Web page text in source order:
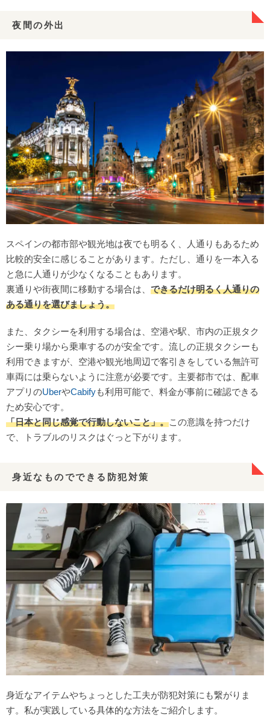
夜間の外出
スペインの都市部や観光地は夜でも明るく、人通りもあるため
比較的安全に感じることがあります。ただし、通りを一本入る
と急に人通りが少なくなることもあります。
裏通りや街夜間に移動する場合は、 できるだけ明るく人通りの
ある通りを選びましょう。
また、タクシーを利用する場合は、空港や駅、市内の正規タク
シー乗り場から乗車するのが安全です。流しの正規タクシーも
利用できますが、空港や観光地周辺で客引きをしている無許可
車両には乗らないように注意が必要です。主要都市では、配車
アプリのUberやCabifyも利用可能で、料金が事前に確認できる
ため安心です。
「日本と同じ感覚で行動しないこと」。この意識を持つだけ
で、トラブルのリスクはぐっと下がります。
身近なものでできる防犯対策
身近なアイテムやちょっとした工夫が防犯対策にも繋がりま
す。私が実践している具体的な方法をご紹介します。